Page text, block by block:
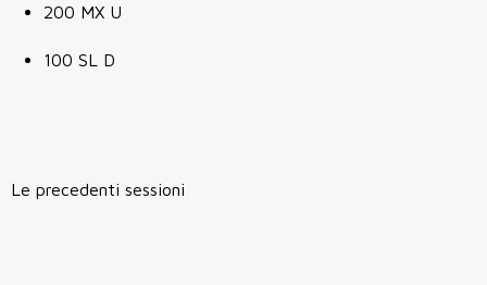
200 MX U
100 SL D
Le precedenti sessioni